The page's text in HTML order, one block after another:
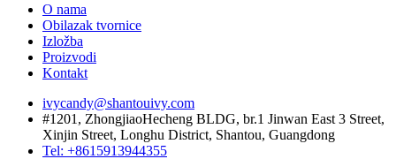
O nama
Obilazak tvornice
Izložba
Proizvodi
Kontakt
ivycandy@shantouivy.com
#1201, ZhongjiaoHecheng BLDG, br.1 Jinwan East 3 Street,
Xinjin Street, Longhu District, Shantou, Guangdong
Tel: +8615913944355